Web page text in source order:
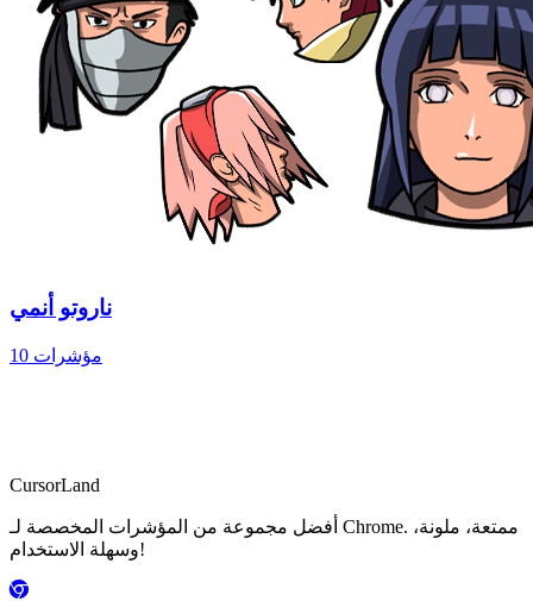
ناروتو أنمي
10 مؤشرات
CursorLand
أفضل مجموعة من المؤشرات المخصصة لـ Chrome. ممتعة، ملونة،
وسهلة الاستخدام!